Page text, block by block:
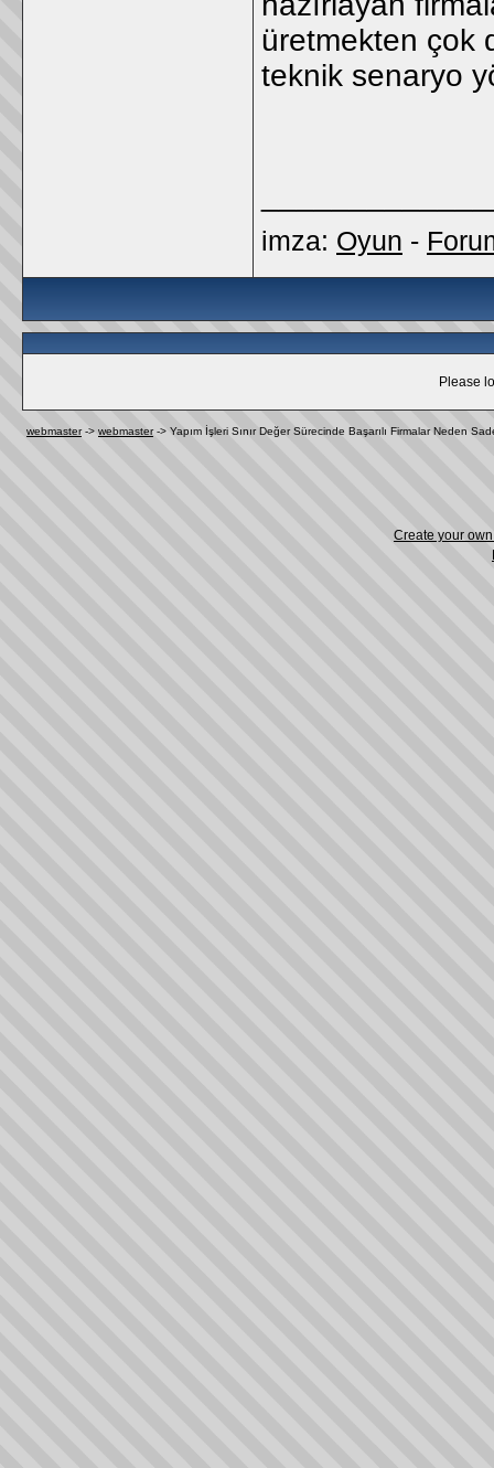
üretmekten çok
teknik senaryo
imza: Oyun -
Please
webmaster-> webmaster-> Yapım İşleri Sınır Değer Sürecinde Başarılı Firmalar Neden
Create your